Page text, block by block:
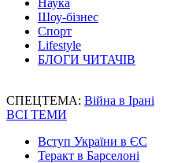
Наука
Шоу-бізнес
Спорт
Lifestyle
БЛОГИ ЧИТАЧІВ
СПЕЦТЕМА: Війна в Ірані
ВСІ ТЕМИ
Вступ України в ЄС
Теракт в Барселоні